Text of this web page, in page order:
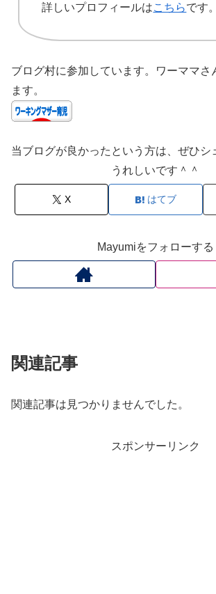
詳しいプロフィールはこちらです。
ブログ村に参加しています。ワーママさ
ます。
当ブログが良かったという方は、ぜひシ
うれしいです＾＾
X はてブ
Mayumiをフォローする
関連記事
関連記事は見つかりませんでした。
スポンサーリンク